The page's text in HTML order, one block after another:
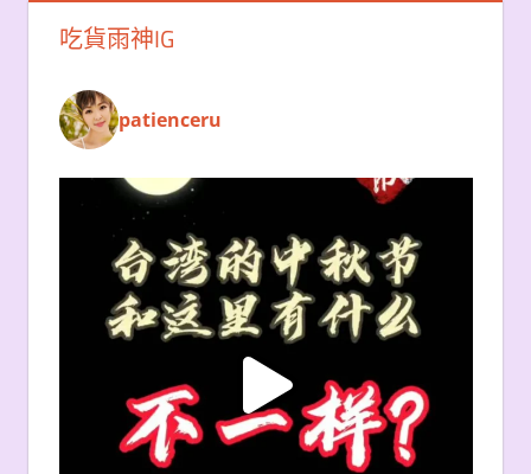
吃貨雨神IG
patienceru